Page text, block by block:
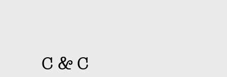
C &C